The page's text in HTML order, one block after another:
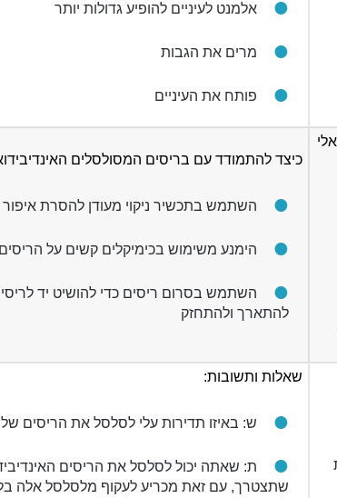
אלמנט לעיניים להופיע גדולות יותר
מרים את הגבות
פותח את העיניים
כיצד להתמודד עם בריסים המסולסלים
השתמש בתכשיר ניקוי מעודן להסרת איפור
הימנע משימוש בכימיקלים קשים על
השתמש בסרום ריסים כדי להושיט יד
להתארך ולהתחזק
שאלות ותשובות:
ש: באיזו תדירות עלי לסלסל ​​את הריסים
ת: שאתה יכול לסלסל ​​את הריסים
שתצטרך, עם זאת מכריע לעקוף מלסלסל ​​אלה